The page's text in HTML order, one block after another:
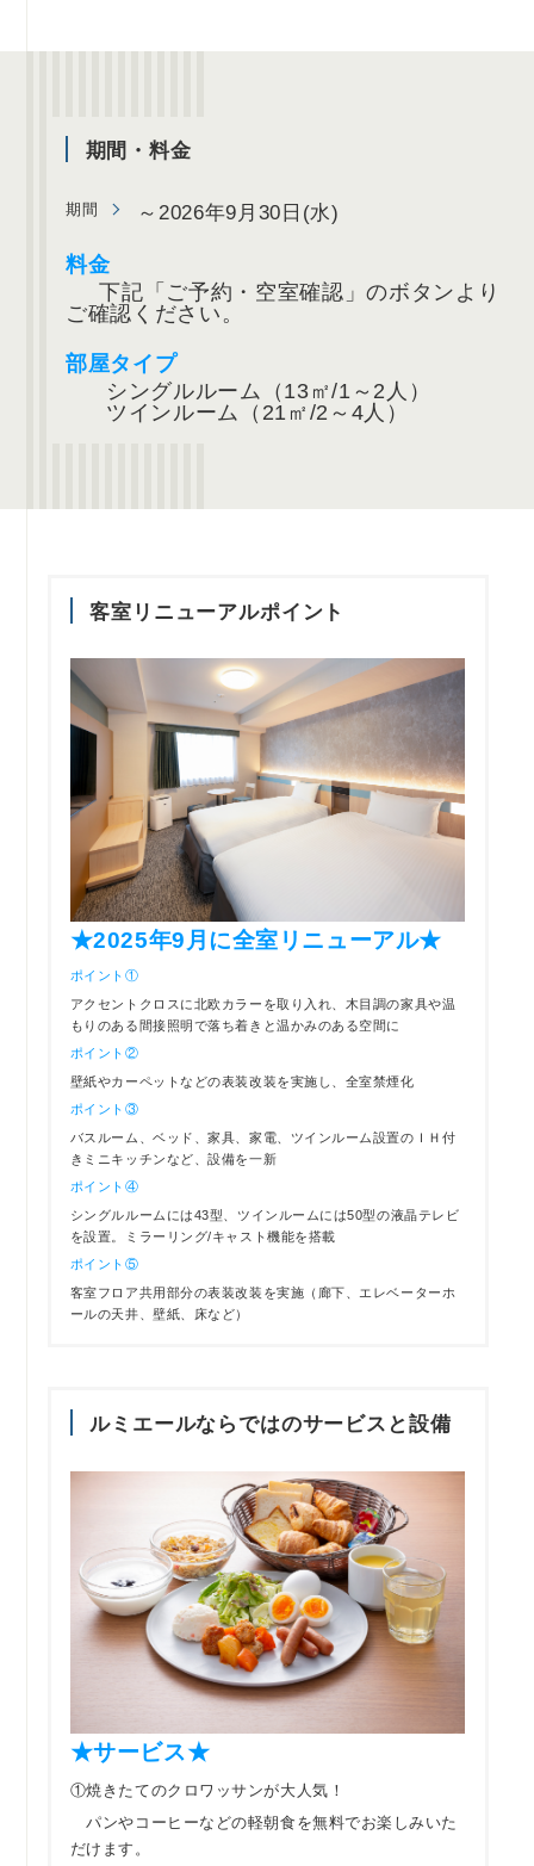
期間・料金
期間 ～2026年9月30日(水)
料金
下記「ご予約・空室確認」のボタンより
ご確認ください。
部屋タイプ
シングルルーム（13㎡/1～2人）
ツインルーム（21㎡/2～4人）
客室リニューアルポイント
★2025年9月に全室リニューアル★
ポイント①
アクセントクロスに北欧カラーを取り入れ、木目調の家具や温
もりのある間接照明で落ち着きと温かみのある空間に
ポイント②
壁紙やカーペットなどの表装改装を実施し、全室禁煙化
ポイント③
バスルーム、ベッド、家具、家電、ツインルーム設置のＩＨ付
きミニキッチンなど、設備を一新
ポイント④
シングルルームには43型、ツインルームには50型の液晶テレビ
を設置。ミラーリング/キャスト機能を搭載
ポイント⑤
客室フロア共用部分の表装改装を実施（廊下、エレベーターホ
ールの天井、壁紙、床など）
ルミエールならではのサービスと設備
★サービス★
①焼きたてのクロワッサンが大人気！
パンやコーヒーなどの軽朝食を無料でお楽しみいた
だけます。